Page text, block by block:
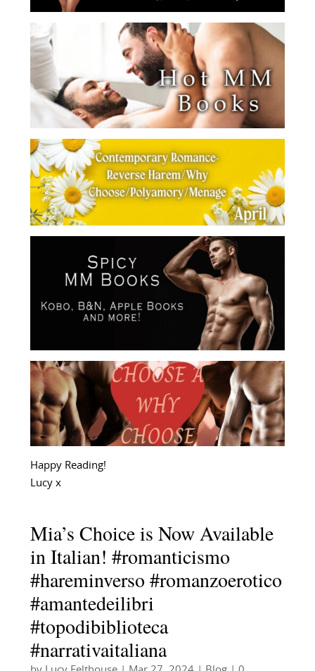
Happy Reading!
Lucy x
Mia’s Choice is Now Available
in Italian! #romanticismo
#hareminverso #romanzoerotico
#amantedeilibri
#topodibiblioteca
#narrativaitaliana